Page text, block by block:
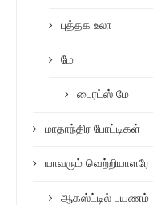
புத்தக உலா
மே
பைரட்ஸ் மே
மாதாந்திர போட்டிகள்
யாவரும் வெற்றியாளரே
ஆகஸ்ட்டில் பயணம்